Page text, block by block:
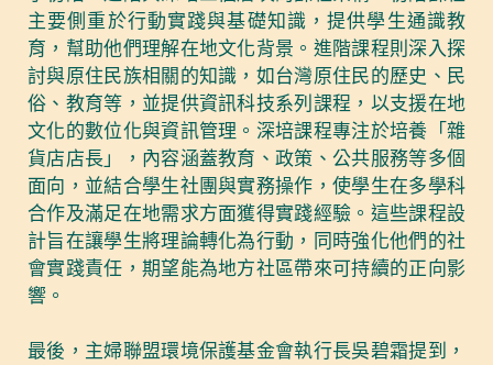
主要側重於行動實踐與基礎知識，提供學生通識教
育，幫助他們理解在地文化背景。進階課程則深入探
討與原住民族相關的知識，如台灣原住民的歷史、民
俗、教育等，並提供資訊科技系列課程，以支援在地
文化的數位化與資訊管理。深培課程專注於培養「雜
貨店店長」，內容涵蓋教育、政策、公共服務等多個
面向，並結合學生社團與實務操作，使學生在多學科
合作及滿足在地需求方面獲得實踐經驗。這些課程設
計旨在讓學生將理論轉化為行動，同時強化他們的社
會實踐責任，期望能為地方社區帶來可持續的正向影
響。
最後，主婦聯盟環境保護基金會執行長吳碧霜提到，